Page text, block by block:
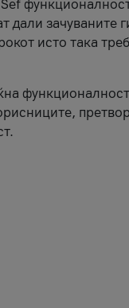
зачуваните
исто така